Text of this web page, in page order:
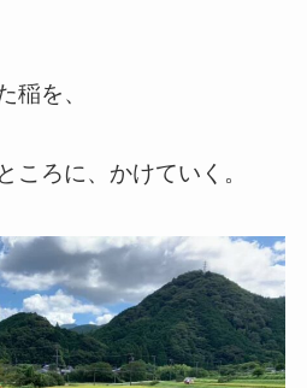
稲を、
ころに、 かけていく。